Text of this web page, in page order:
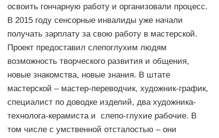
освоить гончарную работу и организовали процесс.
В 2015 году сенсорные инвалиды уже начали
получать зарплату за свою работу в мастерской.
Проект предоставил слепоглухим людям
возможность творческого развития и общения,
новые знакомства, новые знания. В штате
мастерской – мастер-переводчик, художник-график,
специалист по доводке изделий, два художника-
технолога-керамиста и слепо-глухие рабочие. В
том числе с умственной отсталостью – они